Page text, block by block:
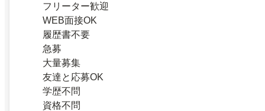
フリーター歓迎
WEB面接OK
履歴書不要
急募
大量募集
友達と応募OK
学歴不問
資格不問